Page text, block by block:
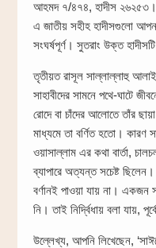
আহমদ ৭/৪৭৪, হাদীস ২৬২৫৩।
এ জাতীয় সহীহ হাদীসগুলো
সংঘর্ষপূর্ণ। সুতরাং উক্ত
তৃতীয়ত রাসূল সাল্লাল্লাহু
সাহাবীদের সামনে পথে-ঘাটে
রোদে বা চাঁদের আলোতে তাঁর
মাধ্যমে তা বর্ণিত হতো। কারণ
ওয়াসাল্লাম এর কথা বার্তা,
ব্যাপারে অত্যন্ত সচেষ্ট
বর্ণানই পাওয়া যায় না। একজন
নি। তাই নির্দ্বিধায় বলা যায়,
উল্লেখ্য, আপনি লিখেছেন,